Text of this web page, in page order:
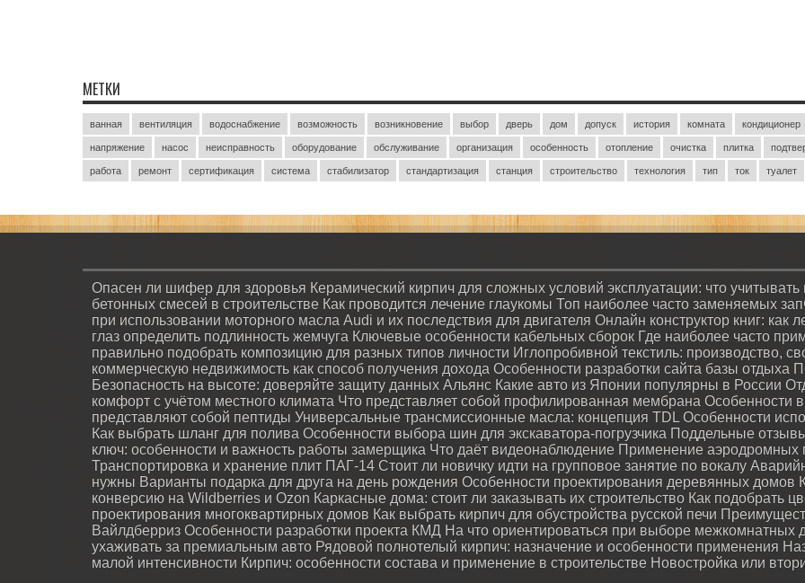
МЕТКИ
ванная вентиляция водоснабжение возможность возникновение выбор дверь дом допуск история комната кондиционер
напряжение насос неисправность оборудование обслуживание организация особенность отопление очистка плитка
работа ремонт сертификация система стабилизатор стандартизация станция строительство технология тип ток туалет
Опасен ли шифер для здоровья Керамический кирпич для сложных условий эксплуатации: что
бетонных смесей в строительстве Как проводится лечение глаукомы Топ наиболее часто заменяемых
при использовании моторного масла Audi и их последствия для двигателя Онлайн конструктор книг: как
глаз определить подлинность жемчуга Ключевые особенности кабельных сборок Где наиболее часто
правильно подобрать композицию для разных типов личности Иглопробивной текстиль: производство,
коммерческую недвижимость как способ получения дохода Особенности разработки сайта базы отдыха
Безопасность на высоте: доверяйте защиту данных Альянс Какие авто из Японии популярны в России
комфорт с учётом местного климата Что представляет собой профилированная мембрана Особенности
представляют собой пептиды Универсальные трансмиссионные масла: концепция TDL Особенности
Как выбрать шланг для полива Особенности выбора шин для экскаватора-погрузчика Поддельные
ключ: особенности и важность работы замерщика Что даёт видеонаблюдение Применение аэродромных
Транспортировка и хранение плит ПАГ-14 Стоит ли новичку идти на групповое занятие по вокалу
нужны Варианты подарка для друга на день рождения Особенности проектирования деревянных домов
конверсию на Wildberries и Ozon Каркасные дома: стоит ли заказывать их строительство Как подобрать
проектирования многоквартирных домов Как выбрать кирпич для обустройства русской печи
Вайлдберриз Особенности разработки проекта КМД На что ориентироваться при выборе межкомнатных
ухаживать за премиальным авто Рядовой полнотелый кирпич: назначение и особенности применения
малой интенсивности Кирпич: особенности состава и применение в строительстве Новостройка или